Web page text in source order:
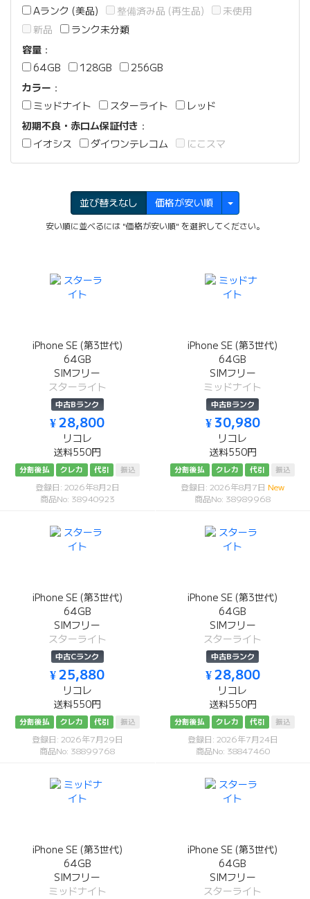
Aランク (美品)
整備済み品 (再生品)
未使用
新品
ランク未分類
容量 ：
64GB
128GB
256GB
カラー ：
ミッドナイト
スターライト
レッド
初期不良・赤ロム保証付き ：
イオシス
ダイワンテレコム にこスマ
並び替えなし 価格が安い順
安い順に並べるには "価格が安い順" を選択してください。
iPhone SE (第3世代)
64GB
SIMフリー
スターライト
中古Bランク
¥ 28,800
リコレ
送料550円
分割後払 クレカ 代引 振込
登録日: 2026年8月2日
商品No: 38940923
iPhone SE (第3世代)
64GB
SIMフリー
ミッドナイト
中古Bランク
¥ 30,980
リコレ
送料550円
分割後払 クレカ 代引 振込
登録日: 2026年8月7日 New
商品No: 38989968
iPhone SE (第3世代)
64GB
SIMフリー
スターライト
中古Cランク
¥ 25,880
リコレ
送料550円
分割後払 クレカ 代引 振込
登録日: 2026年7月29日
商品No: 38899768
iPhone SE (第3世代)
64GB
SIMフリー
スターライト
中古Bランク
¥ 28,800
リコレ
送料550円
分割後払 クレカ 代引 振込
登録日: 2026年7月24日
商品No: 38847460
iPhone SE (第3世代)
64GB
SIMフリー
ミッドナイト
iPhone SE (第3世代)
64GB
SIMフリー
スターライト